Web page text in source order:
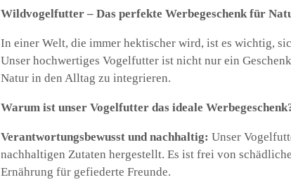
Wildvogelfutter – Das perfekte Werbegeschenk für
In einer Welt, die immer hektischer wird, ist es wichtig,
Unser hochwertiges Vogelfutter ist nicht nur ein
Natur in den Alltag zu integrieren.
Warum ist unser Vogelfutter das ideale
Verantwortungsbewusst und nachhaltig: Unser
nachhaltigen Zutaten hergestellt. Es ist frei von
Ernährung für gefiederte Freunde.